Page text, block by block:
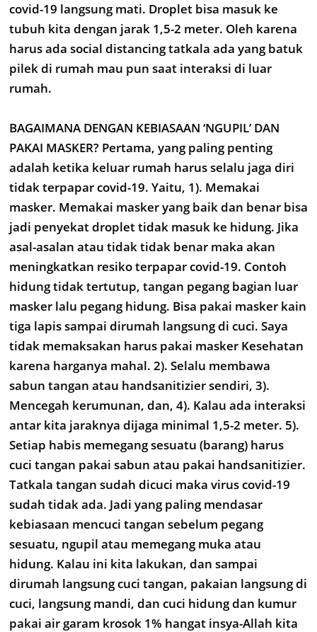
covid-19 langsung mati. Droplet bisa masuk ke
tubuh kita dengan jarak 1,5-2 meter. Oleh karena
harus ada social distancing tatkala ada yang batuk
pilek di rumah mau pun saat interaksi di luar
rumah.
BAGAIMANA DENGAN KEBIASAAN ‘NGUPIL’ DAN
PAKAI MASKER? Pertama, yang paling penting
adalah ketika keluar rumah harus selalu jaga diri
tidak terpapar covid-19. Yaitu, 1). Memakai
masker. Memakai masker yang baik dan benar bisa
jadi penyekat droplet tidak masuk ke hidung. Jika
asal-asalan atau tidak tidak benar maka akan
meningkatkan resiko terpapar covid-19. Contoh
hidung tidak tertutup, tangan pegang bagian luar
masker lalu pegang hidung. Bisa pakai masker kain
tiga lapis sampai dirumah langsung di cuci. Saya
tidak memaksakan harus pakai masker Kesehatan
karena harganya mahal. 2). Selalu membawa
sabun tangan atau handsanitizier sendiri, 3).
Mencegah kerumunan, dan, 4). Kalau ada interaksi
antar kita jaraknya dijaga minimal 1,5-2 meter. 5).
Setiap habis memegang sesuatu (barang) harus
cuci tangan pakai sabun atau pakai handsanitizier.
Tatkala tangan sudah dicuci maka virus covid-19
sudah tidak ada. Jadi yang paling mendasar
kebiasaan mencuci tangan sebelum pegang
sesuatu, ngupil atau memegang muka atau
hidung. Kalau ini kita lakukan, dan sampai
dirumah langsung cuci tangan, pakaian langsung di
cuci, langsung mandi, dan cuci hidung dan kumur
pakai air garam krosok 1% hangat insya-Allah kita